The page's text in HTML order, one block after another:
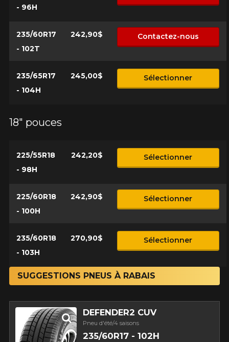
- 96H
235/60R17
- 102T
242,90$ Contactez-nous
235/65R17
- 104H
245,00$ Sélectionner
18" pouces
225/55R18
- 98H
242,20$ Sélectionner
225/60R18
- 100H
242,90$ Sélectionner
235/60R18
- 103H
270,90$ Sélectionner
SUGGESTIONS PNEUS À RABAIS
DEFENDER2 CUV
Pneu d'été/4 saisons
235/60R17 - 102H